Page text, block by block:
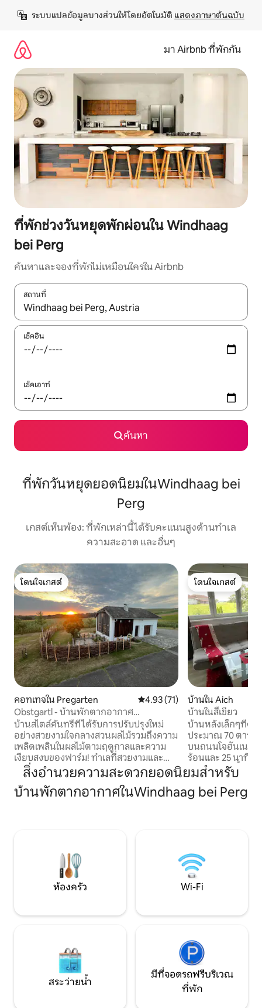
เนื้อหา
ระบบแปลข้อมูลบางส่วนให้โดยอัตโนมัติ แสดงภาษาต้นฉบับ
มา Airbnb ที่พักกัน
ที่พักช่วงวันหยุดพักผ่อนใน Windhaag
bei Perg
ค้นหาและจองที่พักไม่เหมือนใครใน Airbnb
สถานที่
ใช้ลูกศรขึ้นลง หรือใช้การสัมผัสหรือปัด เพื่อสำรวจผลการค้นหา
เช็คอิน
เช็คเอาท์
ค้นหา
ที่พักวันหยุดยอดนิยมในWindhaag bei
Perg
เกสต์เห็นพ้อง: ที่พักเหล่านี้ได้รับคะแนนสูงด้านทำเล
ความสะอาด และอื่นๆ
โดนใจเกสต์
โดนใจเกสต์
คอทเทจใน Pregarten คะแนนเฉลี่ย 4.93 จาก 5, 71 รีวิว
4.93 (71)
Obstgartl - บ้านพักตากอากาศ
Mühlviertler Hügelland
บ้านสไตล์คันทรีที่ได้รับการปรับปรุงใหม่
อย่างสวยงามใจกลางสวนผลไม้รวมถึงความ
เพลิดเพลินในผลไม้ตามฤดูกาลและความ
เงียบสงบของฟาร์ม! ทำเลที่สวยงามและ
เงียบสงบเป็นพิเศษเหนือหุบเขา Aist สถาน
ที่ใกล้เคียง: จุดว่ายน้ำธรรมชาติใกล้ป่าและ
Feldaist เส้นทางจักรยาน - เชื่อมต่อกับ
Linz, Softwarepark Hagenberg,
Memorial Mauthausen and Gusen, Old
Town Freistadt, Enns, Linz, Krumau
โดนใจเกสต์
โดนใจเกสต์
บ้านใน Aich
บ้านในสีเขียว
บ้านหลังเล็กๆที่ดี
ประมาณ 70 ตารา
บนถนนโจฮันเนสเ
ร้อนและ 25 นาทีโ
ของเราสร้างขึ้นใน
ปรับปรุงใหม่ทั้งหม
รับการตกแต่งอย่
ที่นี่คุณสามารถผ่อ
จึงตั้งตารอคอยนัก
สิ่งอำนวยความสะดวกยอดนิยมสำหรับ
บ้านพักตากอากาศในWindhaag bei Perg
ห้องครัว Wi-Fi
สระว่ายน้ำ
มีที่จอดรถฟรีบริเวณ
ที่พัก